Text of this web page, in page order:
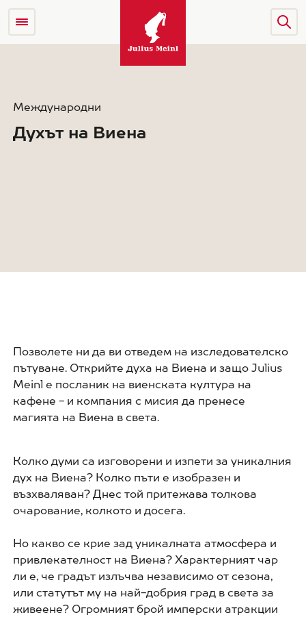
Международни
Духът на Виена
Позволете ни да ви отведем на изследователско
пътуване. Открийте духа на Виена и защо Julius
Meinl е посланик на виенската култура на
кафене - и компания с мисия да пренесе
магията на Виена в света.
Колко думи са изговорени и изпети за уникалния
дух на Виена? Колко пъти е изобразен и
възхваляван? Днес той притежава толкова
очарование, колкото и досега.
Но какво се крие зад уникалната атмосфера и
привлекателност на Виена? Характерният чар
ли е, че градът излъчва независимо от сезона,
или статутът му на най-добрия град в света за
живеене? Огромният брой имперски атракции